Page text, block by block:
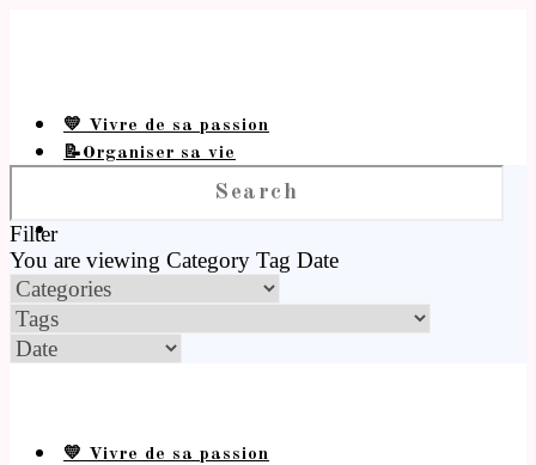
💛 Vivre de sa passion
📝Organiser sa vie
Filter
You are viewing Category Tag Date
💛 Vivre de sa passion